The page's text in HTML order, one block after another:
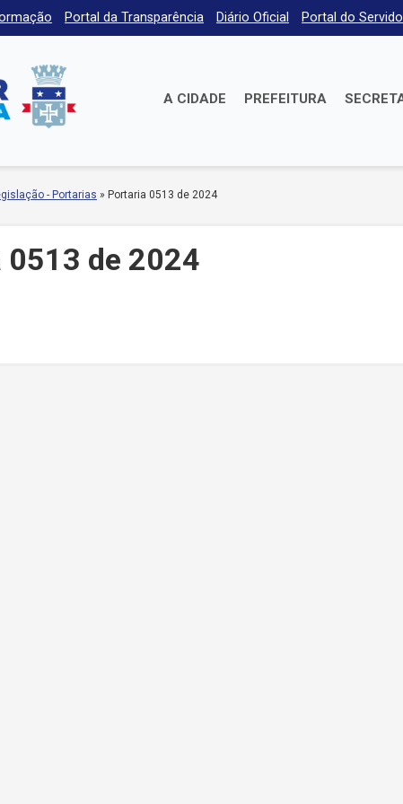
Portal da Transparência Diário Oficial Portal do
A CIDADE PREFEITURA
- Portarias » Portaria 0513 de 2024
0513 de 2024